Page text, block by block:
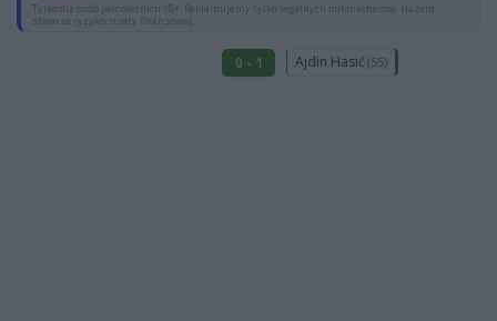
Tylko dla osób pełnoletnich 18+. Reklamujemy tylko legalnych bukmacherów. Hazard
stwarza ryzyko straty finansowej.
0 - 1 Ajdin Hasić (55)